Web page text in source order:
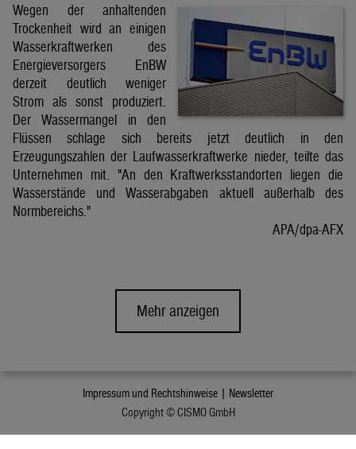
Wegen der anhaltenden
Trockenheit wird an einigen
Wasserkraftwerken des
Energieversorgers EnBW
derzeit deutlich weniger
Strom als sonst produziert.
Der Wassermangel in den
Flüssen schlage sich bereits jetzt deutlich in den
Erzeugungszahlen der Laufwasserkraftwerke nieder, teilte das
Unternehmen mit. "An den Kraftwerksstandorten liegen die
Wasserstände und Wasserabgaben aktuell außerhalb des
Normbereichs."
APA/dpa-AFX
Mehr anzeigen
Impressum und Rechtshinweise | Newsletter
Copyright © CISMO GmbH